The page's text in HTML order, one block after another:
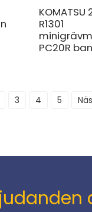
KOMATSU
R1301
PC20R
3 4 5